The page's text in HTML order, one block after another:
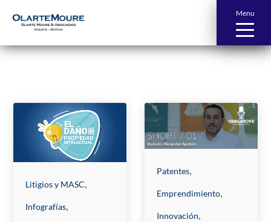
Menu
Litigios y MASC,
Infografías,
Patentes,
Emprendimiento,
Innovación,